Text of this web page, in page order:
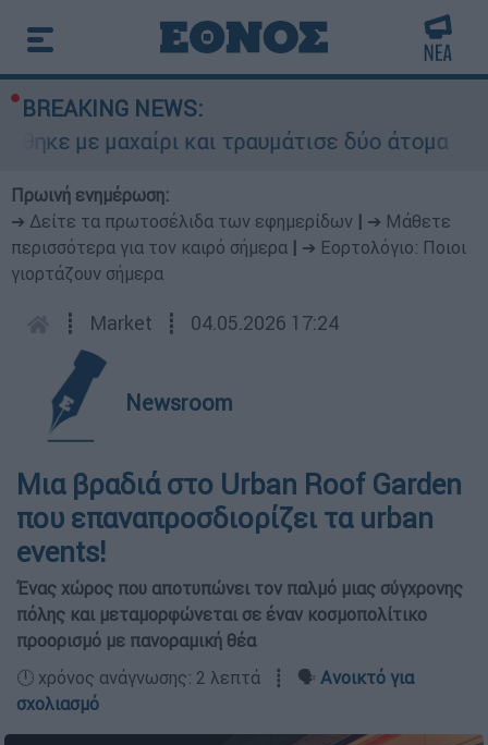
BREAKING NEWS:
και τραυμάτισε δύο άτομα
Πρωινή ενημέρωση:
➔ Δείτε τα πρωτοσέλιδα των εφημερίδων
➔ Μάθετε
περισσότερα για τον καιρό σήμερα
➔ Εορτολόγιο: Ποιοι
γιορτάζουν σήμερα
┋ Market ┋ 04.05.2026 17:24
Newsroom
Μια βραδιά στο Urban Roof Garden
που επαναπροσδιορίζει τα urban
events!
Ένας χώρος που αποτυπώνει τον παλμό μιας σύγχρονης
πόλης και μεταμορφώνεται σε έναν κοσμοπολίτικο
προορισμό με πανοραμική θέα
🕛 χρόνος ανάγνωσης: 2 λεπτά ┋ 🗣️ Ανοικτό για
σχολιασμό